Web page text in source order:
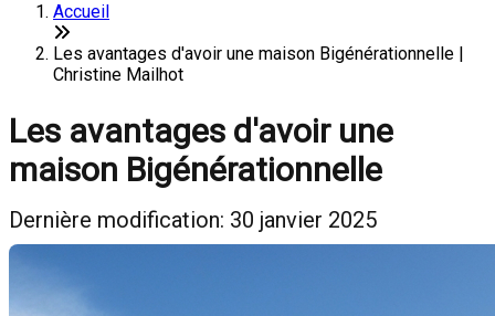
Accueil
Les avantages d'avoir une maison Bigénérationnelle |
Christine Mailhot
Les avantages d'avoir une
maison Bigénérationnelle
Dernière modification: 30 janvier 2025